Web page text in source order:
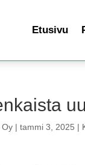
Etusivu
Oy |tammi 3, 2025 |